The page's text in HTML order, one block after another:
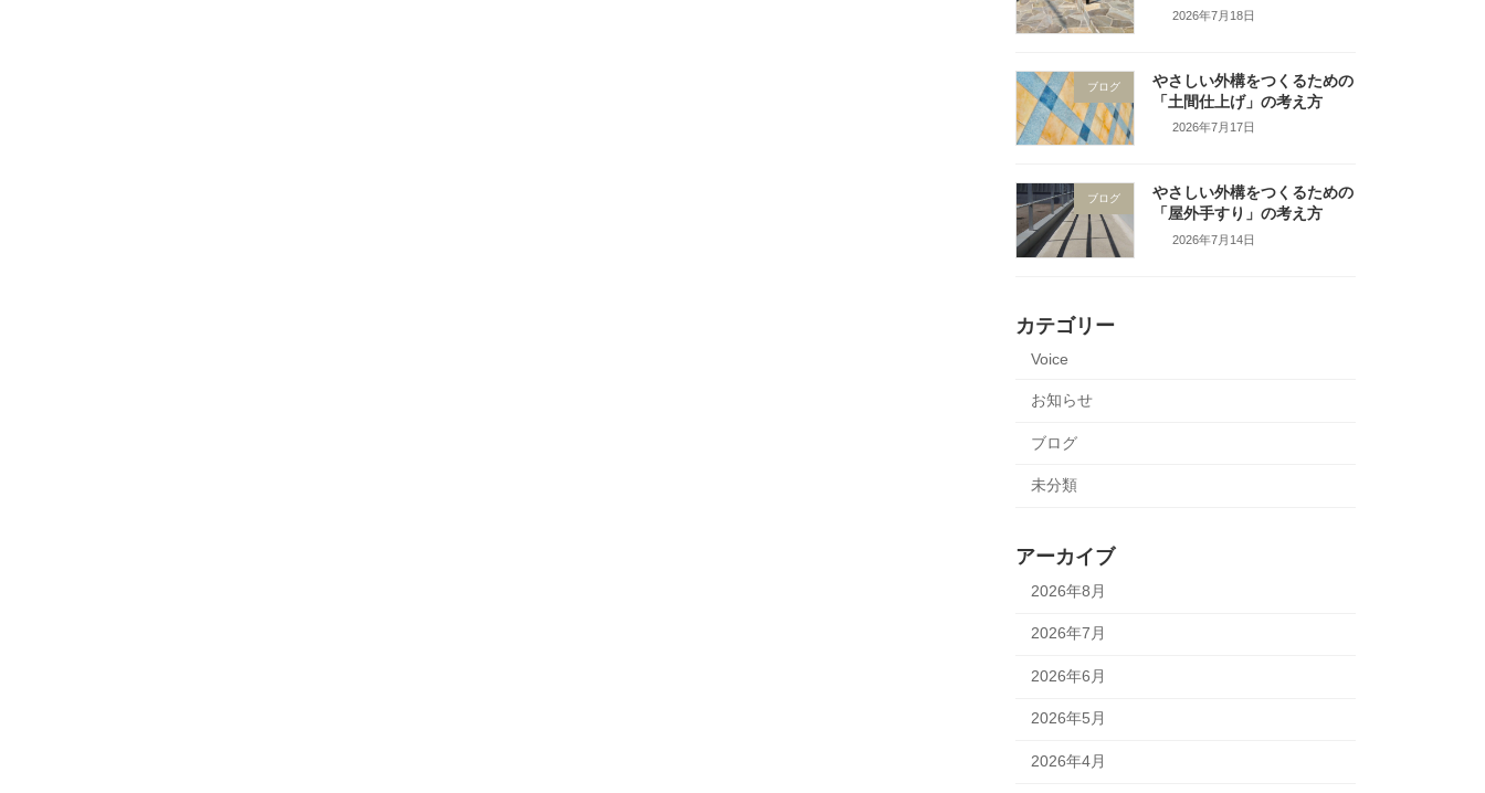
2026年7月18日
ブログ
やさしい外構をつくるための
「土間仕上げ」の考え方
2026年7月17日
ブログ
やさしい外構をつくるための
「屋外手すり」の考え方
2026年7月14日
カテゴリー
Voice
お知らせ
ブログ
未分類
アーカイブ
2026年8月
2026年7月
2026年6月
2026年5月
2026年4月